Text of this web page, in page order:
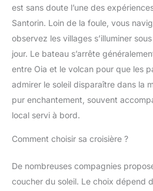
est sans doute l’une des
Santorin. Loin de la foule, vous
observez les villages s’illuminer
jour. Le bateau s’arrête
entre Oia et le volcan pour que les
admirer le soleil disparaître dans la
pur enchantement, souvent
local servi à bord.
Comment choisir sa croisière ?
De nombreuses compagnies
coucher du soleil. Le choix dépend